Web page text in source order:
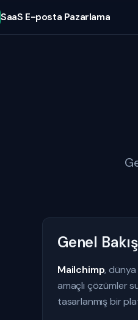
SaaS E-posta Pazarlama
Genel Bakış
Mailchimp,
amaçlı çözümler
tasarlanmış bir